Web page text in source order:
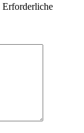
Erforderliche